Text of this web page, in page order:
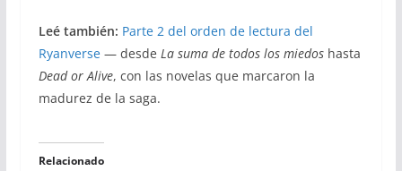
Leé también: Parte 2 del orden de lectura del
Ryanverse— desde La suma de todos los miedoshasta
Dead or Alive, con las novelas que marcaron la
madurez de la saga.
Relacionado